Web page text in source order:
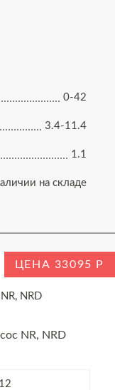
0-42
3.4-11.4
1.1
на складе
ЦЕНА 33095
NRD